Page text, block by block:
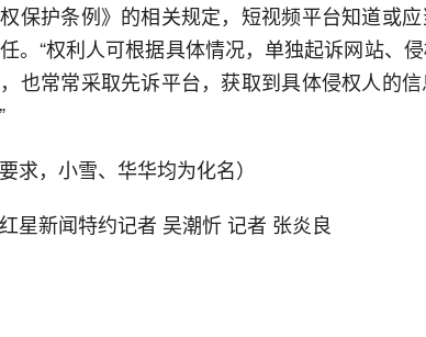
保护条例》的相关规定，短视频平台知道或
。“权利人可根据具体情况，单独起诉网站、
也常常采取先诉平台，获取到具体侵权人的
求，小雪、华华均为化名）
星新闻特约记者 吴潮忻 记者 张炎良